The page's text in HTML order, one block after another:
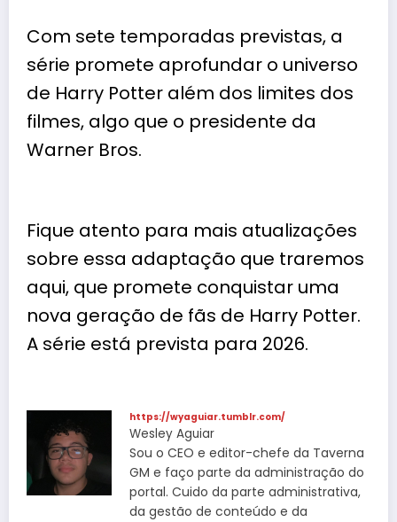
Com sete temporadas previstas, a
série promete aprofundar o universo
de Harry Potter além dos limites dos
filmes, algo que o presidente da
Warner Bros.
Fique atento para mais atualizações
sobre essa adaptação que traremos
aqui, que promete conquistar uma
nova geração de fãs de Harry Potter.
A série está prevista para 2026.
https://wyaguiar.tumblr.com/
Wesley Aguiar
Sou o CEO e editor-chefe da Taverna
GM e faço parte da administração do
portal. Cuido da parte administrativa,
da gestão de conteúdo e da